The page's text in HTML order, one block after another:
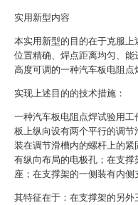
实用新型内容
本实用新型的目的在于克服
位置精确、焊点距离均匀、
高度可调的一种汽车板电阻点
实现上述目的的技术措施：
一种汽车板电阻点焊试验用
板上纵向设有两个平行的调
装在调节滑槽内的螺杆上的
有纵向布局的电极孔；在支
座；在支撑架的一侧装有内侧
其特征在于：在支撑架的另外